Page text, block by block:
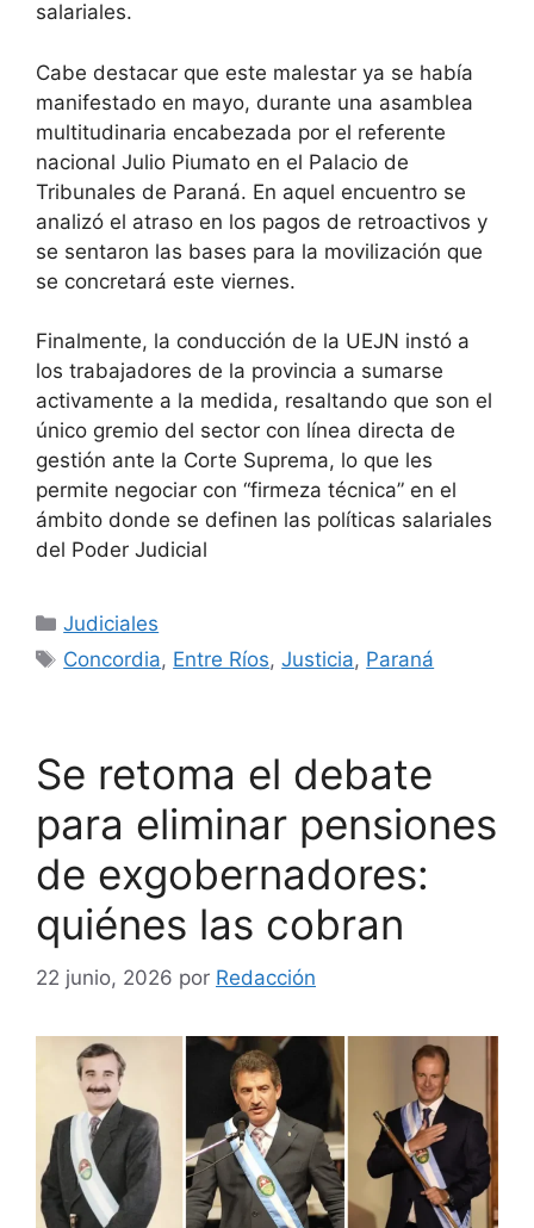
salariales.
Cabe destacar que este malestar ya se había
manifestado en mayo, durante una asamblea
multitudinaria encabezada por el referente
nacional Julio Piumato en el Palacio de
Tribunales de Paraná. En aquel encuentro se
analizó el atraso en los pagos de retroactivos y
se sentaron las bases para la movilización que
se concretará este viernes.
Finalmente, la conducción de la UEJN instó a
los trabajadores de la provincia a sumarse
activamente a la medida, resaltando que son el
único gremio del sector con línea directa de
gestión ante la Corte Suprema, lo que les
permite negociar con “firmeza técnica” en el
ámbito donde se definen las políticas salariales
del Poder Judicial
Categorías
Judiciales
Etiquetas
Concordia, Entre Ríos,Justicia, Paraná
Se retoma el debate
para eliminar pensiones
de exgobernadores:
quiénes las cobran
22 junio, 2026 por Redacción